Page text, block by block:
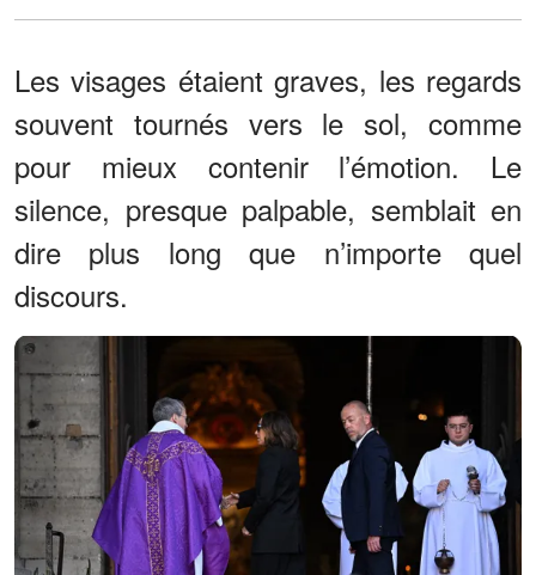
Les visages étaient graves, les regards
souvent tournés vers le sol, comme
pour mieux contenir l’émotion. Le
silence, presque palpable, semblait en
dire plus long que n’importe quel
discours.